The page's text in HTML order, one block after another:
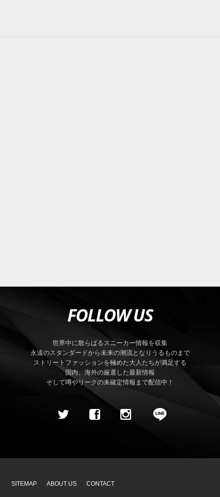
FOLLOW US
世界中に散らばるスニーカー情報を収集
永遠のスタンダードから未来の潮流となりうるものまで
ストリートファッションを極めた大人たちが満足する
国内、海外の厳選した最新情報
そして噂やリークの未確定情報まで配信中！
SITEMAP ABOUT US CONTACT